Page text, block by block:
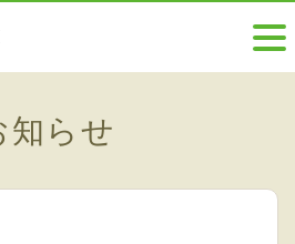
知らせ